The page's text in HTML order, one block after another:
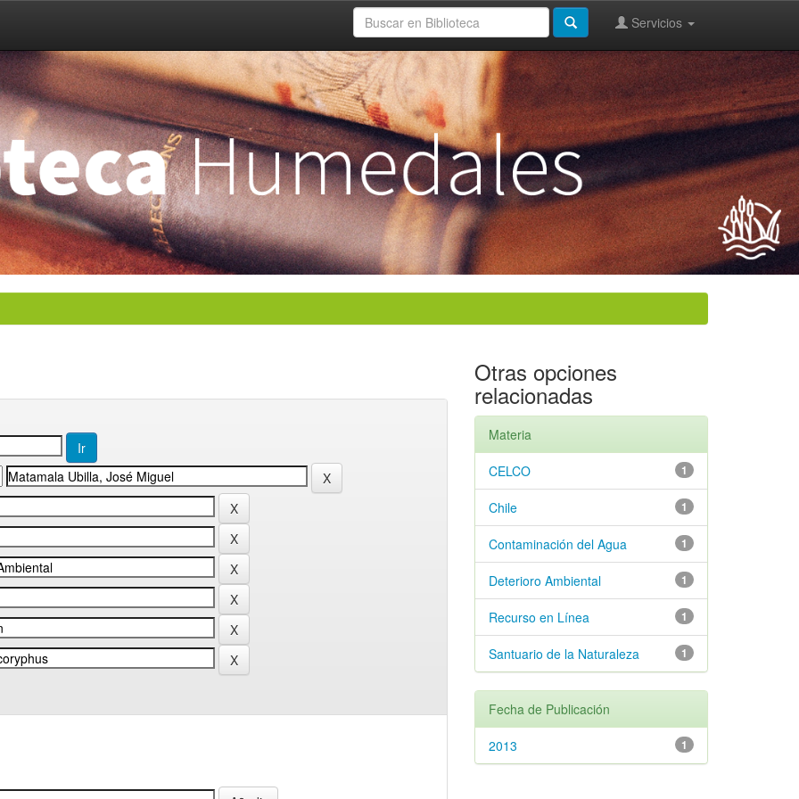
Servicios
Otras opciones
relacionadas
Materia
1
CELCO
1
Chile
1
Contaminación del Agua
1
Deterioro Ambiental
1
Recurso en Línea
1
Santuario de la Naturaleza
Fecha de Publicación
1
2013